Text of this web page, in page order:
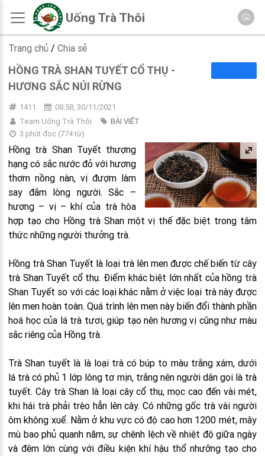
Uống Trà Thôi
Trang chủ / Chia sẻ
HỒNG TRÀ SHAN TUYẾT CỔ THỤ -
HƯƠNG SẮC NÚI RỪNG
1411
08:58, 30/11/2021
Team Uống Trà Thôi
BÀI VIẾT
3 phút đọc(774từ)
Hồng trà Shan Tuyết thượng
hạng có sắc nước đỏ với hương
thơm nồng nàn, vị đượm làm
say đắm lòng người. Sắc –
hương – vị – khí của trà hòa
hợp tạo cho Hồng trà Shan một vị thế đặc biệt trong tâm
thức những người thưởng trà.
Hồng trà Shan Tuyết là loại trà lên men được chế biến từ cây
trà Shan Tuyết cổ thụ. Điểm khác biệt lớn nhất của hồng trà
Shan Tuyết so với các loại khác nằm ở việc loại trà này được
lên men hoàn toàn. Quá trình lên men này biến đổi thành phần
hoá học của lá trà tươi, giúp tạo nên hương vị cũng như màu
sắc riêng của Hồng trà.
Trà Shan tuyết là là loại trà có búp to màu trắng xám, dưới
lá trà có phủ 1 lớp lông tơ mịn, trắng nên người dân gọi là trà
tuyết. Cây trà Shan là loại cây cổ thụ, mọc cao đến vài mét,
khi hái trà phải trèo hẳn lên cây. Có những gốc trà vài người
ôm không xuể. Nằm ở khu vực có độ cao hơn 1200 mét, mây
mù bao phủ quanh năm, sự chênh lệch về nhiệt độ giữa ngày
và đêm lớn cùng với điều kiện khí hậu thổ nhưỡng tạo cho